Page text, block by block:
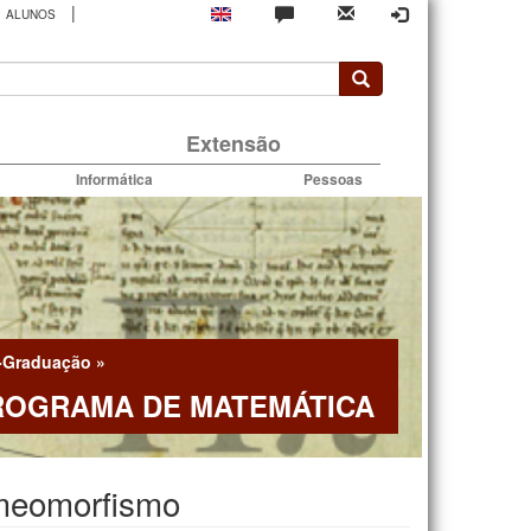
ALUNOS |
Extensão
Informática Pessoas
»
DE MATEMÁTICA